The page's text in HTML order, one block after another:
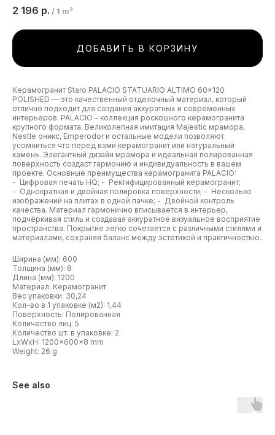
2 196 р. / 1 m²
ДОБАВИТЬ В КОРЗИНУ
Керамогранит Staro PALACIO STATUARIO ALTIMO 60x120
POLISHED — это качественный отделочный материал, который
отлично подходит для создания аккуратных и современных
интерьеров. PALACIO – коллекция роскошного керамогранита
крупного формата. Великолепная имитация Majestic мрамора,
Nestle оникс, Emperodor и остальные модели позволяют
усомниться что перед вами керамогранит или натуральный
камень. Элегантный дизайн мрамора и идеальная полированная
поверхность создаст гармонию и индивидуальность в вашем
проекте. Основные преимущества керамогранита PALACIO:
- Цифровая печать HQ; - Ректифицированный керамогранит;
- Однократная и двойная полировка поверхности; - Несколько
изображений на плитах в одной пачке; - Двойной контроль
качества. Материал гармонично вписывается в интерьер,
подчёркивая стиль и создавая аккуратное визуальное восприятие
пространства. Покрытие легко сочетается с различными стилями и
материалами, сохраняя баланс между эстетикой и практичностью.
Ширина (мм): 600
Толщина (мм): 8
Длина (мм): 1200
Материал: Керамогранит
Вес упаковки: 30,24
Кол-во в 1 упаковке (м2): 1,44
Поверхность: Полированная
Количество лиц: 5
Количество шт. в упаковке: 2
LxWxH: 1200x600x8 mm
Weight: 26 g
See also